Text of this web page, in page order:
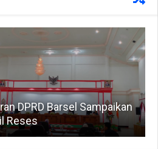
DPRD Barsel Sampaikan
Reses